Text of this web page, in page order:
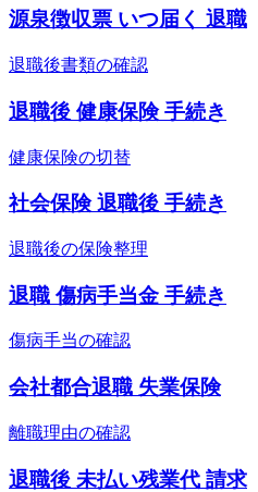
源泉徴収票 いつ届く 退職
退職後書類の確認
退職後 健康保険 手続き
健康保険の切替
社会保険 退職後 手続き
退職後の保険整理
退職 傷病手当金 手続き
傷病手当の確認
会社都合退職 失業保険
離職理由の確認
退職後 未払い残業代 請求